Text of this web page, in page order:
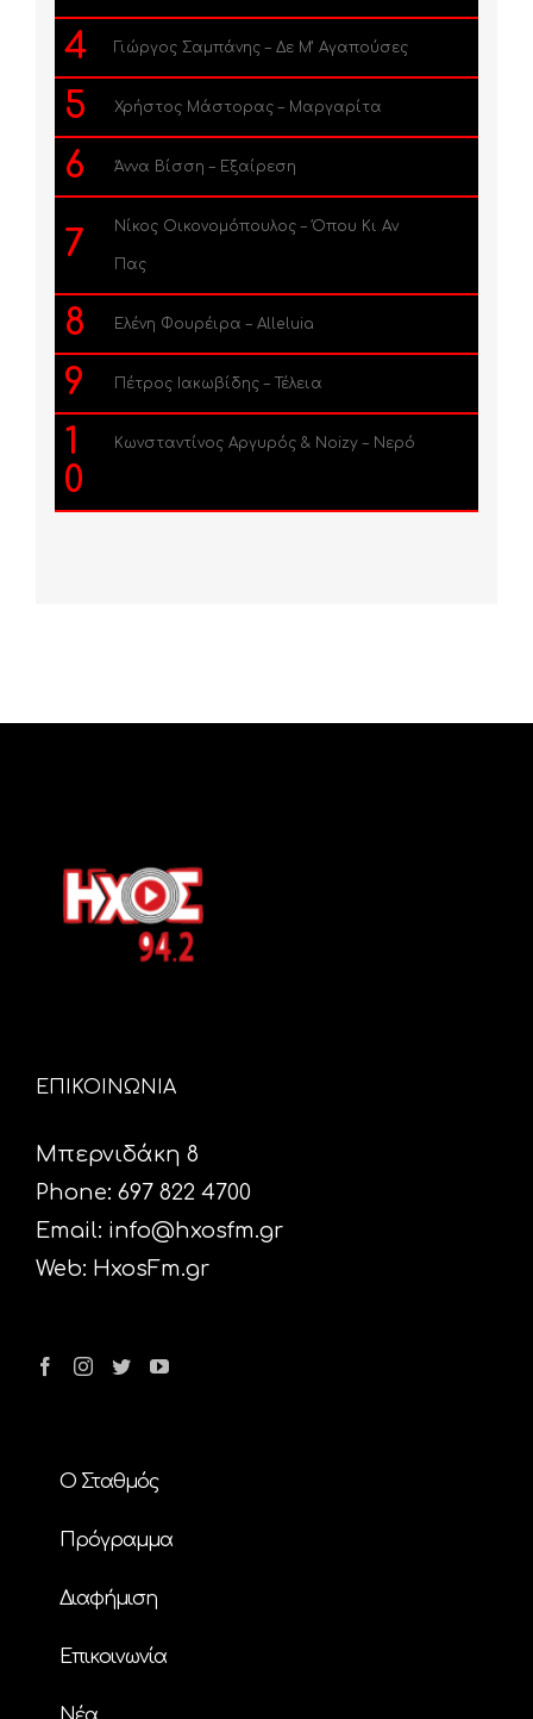
4 Γιώργος Σαμπάνης – Δε Μ’ Αγαπούσες
5 Χρήστος Μάστορας – Μαργαρίτα
6 Άννα Βίσση – Εξαίρεση
7 Νίκος Οικονομόπουλος – Όπου Κι Αν
Πας
8 Ελένη Φουρέιρα – Alleluia
9 Πέτρος Ιακωβίδης – Τέλεια
1
0
Κωνσταντίνος Αργυρός & Noizy – Νερό
ΕΠΙΚΟΙΝΩΝΙΑ
Μπερνιδάκη 8
Phone: 697 822 4700
Email: info@hxosfm.gr
Web: HxosFm.gr
Ο Σταθμός
Πρόγραμμα
Διαφήμιση
Επικοινωνία